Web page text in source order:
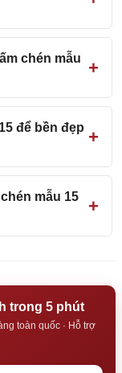
chén mẫu
để bền đẹp
mẫu 15
trong 5 phút
toàn quốc · Hỗ trợ